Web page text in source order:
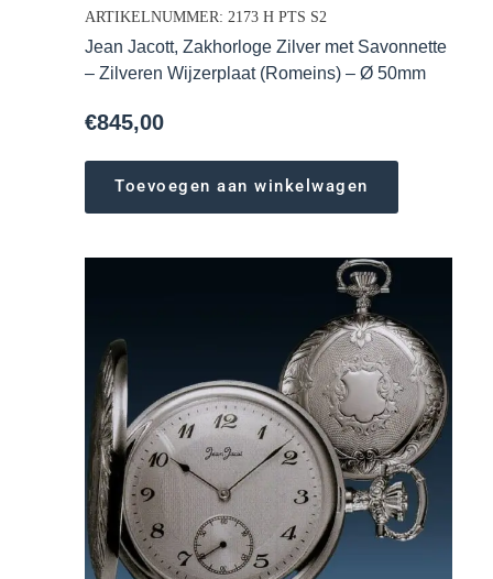
ARTIKELNUMMER: 2173 H PTS S2
Jean Jacott, Zakhorloge Zilver met Savonnette
– Zilveren Wijzerplaat (Romeins) – Ø 50mm
€845,00
Toevoegen aan winkelwagen